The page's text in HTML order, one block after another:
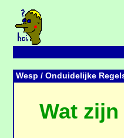
Wesp / Onduidelijke
Wat